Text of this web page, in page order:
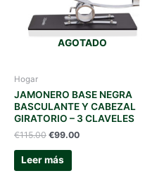
AGOTADO
Hogar
JAMONERO BASE NEGRA
BASCULANTE Y CABEZAL
GIRATORIO – 3 CLAVELES
€115.00 El
original
era:
€99.00El
Leer más